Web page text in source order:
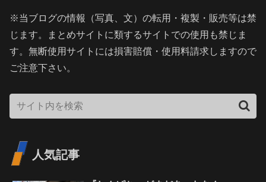
※当ブログの情報（写真、文）の転用・複製・販売等は禁
じます。まとめサイトに類するサイトでの使用も禁じま
す。無断使用サイトには損害賠償・使用料請求しますので
ご注意下さい。
人気記事